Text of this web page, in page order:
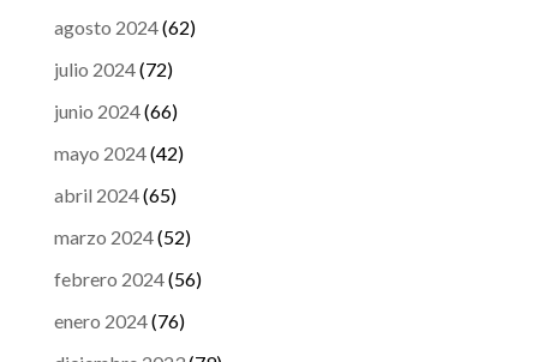
agosto 2024(62)
julio 2024(72)
junio 2024(66)
mayo 2024(42)
abril 2024(65)
marzo 2024(52)
febrero 2024(56)
enero 2024(76)